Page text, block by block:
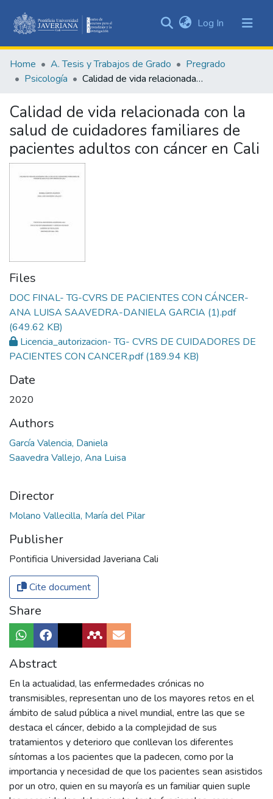
&
Collections
Statistics
Log In (current)
Home A. Tesis y Trabajos de Grado
Pregrado
Psicología
Calidad de vida relacionada con la salud de cuidadores familiares de pacientes adultos con cáncer en Cali
Calidad de vida relacionada con la
salud de cuidadores familiares de
pacientes adultos con cáncer en Cali
Files
DOC FINAL- TG-CVRS DE PACIENTES CON CÁNCER-
ANA LUISA SAAVEDRA-DANIELA GARCIA (1).pdf
(649.62 KB)
Licencia_autorizacion- TG- CVRS DE CUIDADORES DE
PACIENTES CON CANCER.pdf(189.94 KB)
Date
2020
Authors
García Valencia, Daniela
Saavedra Vallejo, Ana Luisa
Director
Molano Vallecilla, María del Pilar
Publisher
Pontificia Universidad Javeriana Cali
Cite document
Share
Abstract
En la actualidad, las enfermedades crónicas no
transmisibles, representan uno de los mayores retos en el
ámbito de salud pública a nivel mundial, entre las que se
destaca el cáncer, debido a la complejidad de sus
tratamientos y deterioro que conllevan los diferentes
síntomas a los pacientes que la padecen, como por la
importancia y necesidad de que los pacientes sean asistidos
por un otro, quien en su mayoría es un familiar quien suple